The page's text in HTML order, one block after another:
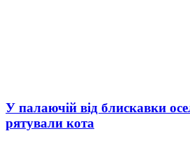
У палаючій від блискавки
рятували кота